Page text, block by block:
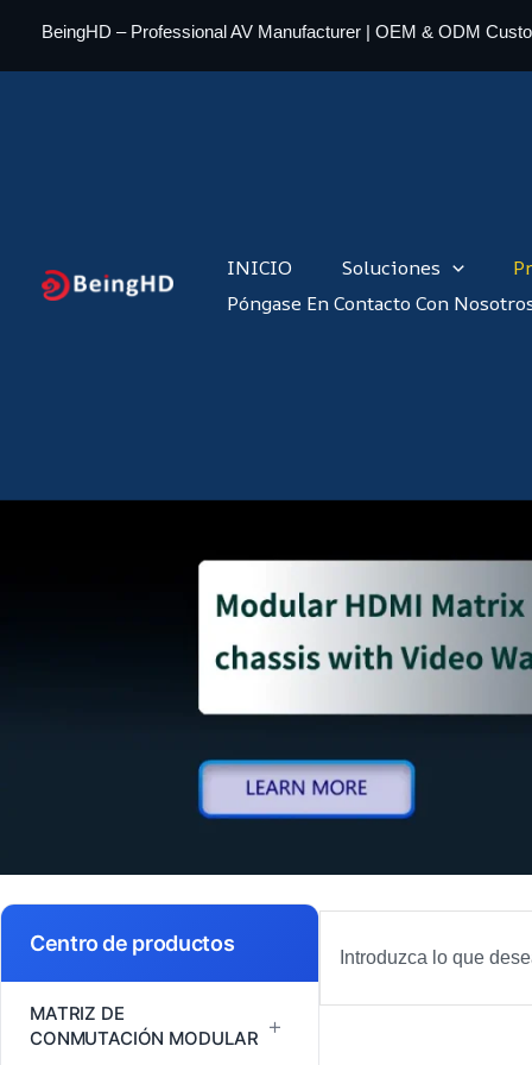
BeingHD – Professional AV Manufacturer | OEM & ODM
INICIO Soluciones
Póngase En Contacto Con
Centro de productos
MATRIZ DE
CONMUTACIÓN MODULAR +